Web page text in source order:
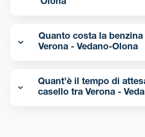
Olona
Quanto costa la
Verona - Vedano-Olona
Quant’è il tempo di
casello tra Verona -